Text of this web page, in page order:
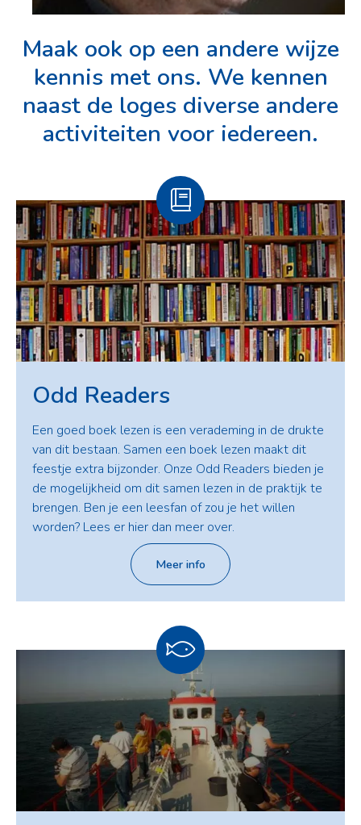
Maak ook op een andere wijze
kennis met ons. We kennen
naast de loges diverse andere
activiteiten voor iedereen.
Odd Readers
Een goed boek lezen is een verademing in de drukte
van dit bestaan. Samen een boek lezen maakt dit
feestje extra bijzonder. Onze Odd Readers bieden je
de mogelijkheid om dit samen lezen in de praktijk te
brengen. Ben je een leesfan of zou je het willen
worden? Lees er hier dan meer over.
Meer info